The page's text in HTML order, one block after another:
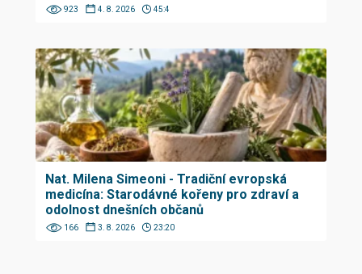
923 4. 8. 2026 45:4
Nat. Milena Simeoni - Tradiční evropská
medicína: Starodávné kořeny pro zdraví a
odolnost dnešních občanů
166 3. 8. 2026 23:20